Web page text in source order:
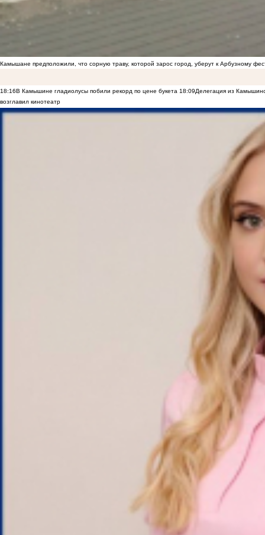
Камышане предположили, что сорную траву, которой зарос город, уберут к Арбузному
18:16В Камышине гладиолусы побили рекорд по цене букета 18:09Делегация из
возглавил кинотеатр